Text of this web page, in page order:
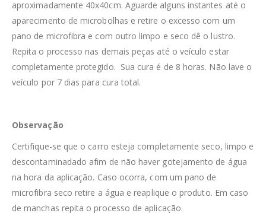
aproximadamente 40x40cm. Aguarde alguns instantes até o
aparecimento de microbolhas e retire o excesso com um
pano de microfibra e com outro limpo e seco dê o lustro.
Repita o processo nas demais peças até o veículo estar
completamente protegido. Sua cura é de 8 horas. Não lave o
veículo por 7 dias para cura total.
Observação
Certifique-se que o carro esteja completamente seco, limpo e
descontaminadado afim de não haver gotejamento de água
na hora da aplicação. Caso ocorra, com um pano de
microfibra seco retire a água e reaplique o produto. Em caso
de manchas repita o processo de aplicação.